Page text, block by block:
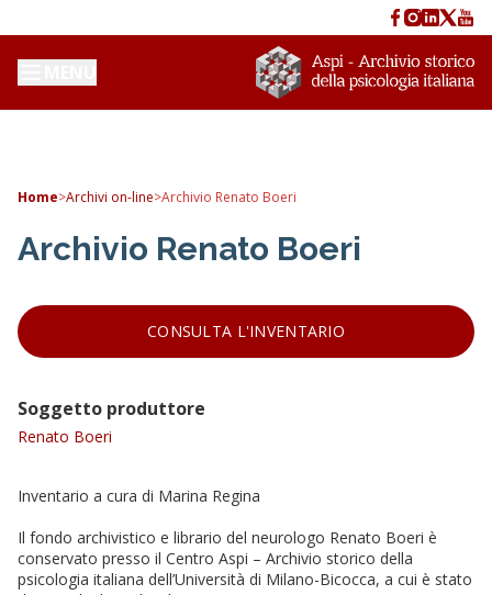
Home>Archivi on-line>Archivio Renato Boeri
Archivio Renato Boeri
CONSULTA L'INVENTARIO
Soggetto produttore
Renato Boeri
Inventario a cura di Marina Regina
Il fondo archivistico e librario del neurologo Renato Boeri è
conservato presso il Centro Aspi – Archivio storico della
psicologia italiana dell’Università di Milano-Bicocca, a cui è stato